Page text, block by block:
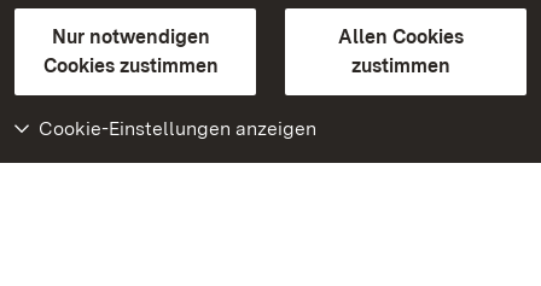
Nur notwendigen
Cookies zustimmen
Allen Cookies
zustimmen
Cookie-Einstellungen anzeigen
GebärdenspracheLeichte Sprache
Erklärung zur Barrierefreiheit
BITV-konform (geprüfte Seiten)
Weiteres